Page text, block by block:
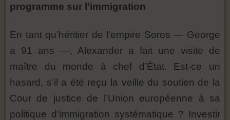
programme sur l’immigration
En tant qu’héritier de l’empire Soros — George
a 91 ans —, Alexander a fait une visite de
maître du monde à chef d’État. Est-ce un
hasard, s’il a été reçu la veille du soutien de la
Cour de justice de l’Union européenne à sa
politique d’immigration systématique ? Investir